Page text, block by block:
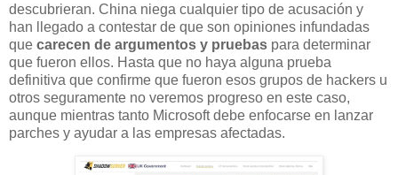
descubrieran. China niega cualquier tipo de acusación y
han llegado a contestar de que son opiniones infundadas
que carecen de argumentos y pruebas para determinar
que fueron ellos. Hasta que no haya alguna prueba
definitiva que confirme que fueron esos grupos de hackers u
otros seguramente no veremos progreso en este caso,
aunque mientras tanto Microsoft debe enfocarse en lanzar
parches y ayudar a las empresas afectadas.